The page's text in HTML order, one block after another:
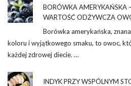
BORÓWKA AMERYKAŃSKA
WARTOŚĆ ODŻYWCZA
Borówka amerykańska,
koloru i wyjątkowego smaku, to owoc,
każdej zdrowej diecie. …
INDYK PRZY WSPÓLNYM